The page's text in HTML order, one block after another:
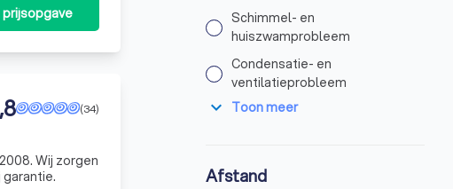
(34)
Wij zorgen
Schimmel- en
huiszwamprobleem
Condensatie- en
ventilatieprobleem
expand_more Toon meer
Afstand